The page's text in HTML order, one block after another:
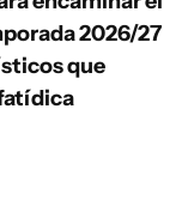
2026/27
que